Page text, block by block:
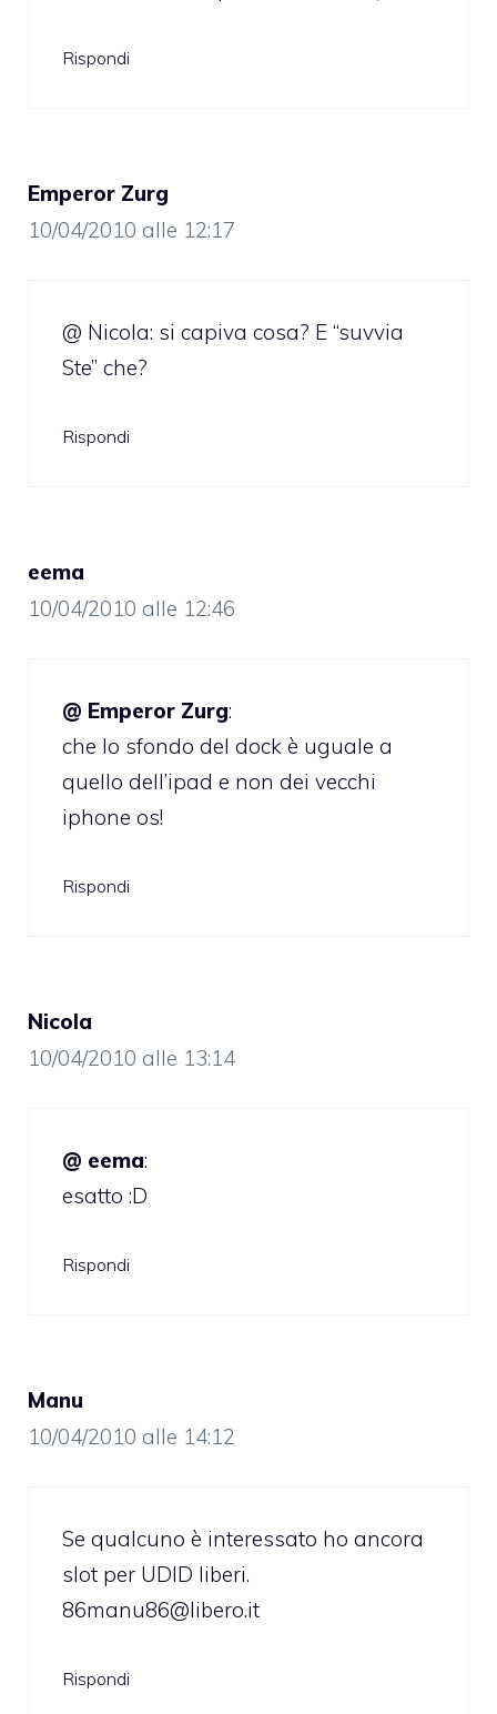
Rispondi
Emperor Zurg
10/04/2010 alle 12:17
@ Nicola: si capiva cosa? E “suvvia
Ste” che?
Rispondi
eema
10/04/2010 alle 12:46
@ Emperor Zurg:
che lo sfondo del dock è uguale a
quello dell’ipad e non dei vecchi
iphone os!
Rispondi
Nicola
10/04/2010 alle 13:14
@ eema:
esatto :D
Rispondi
Manu
10/04/2010 alle 14:12
Se qualcuno è interessato ho ancora
slot per UDID liberi.
86manu86@libero.it
Rispondi